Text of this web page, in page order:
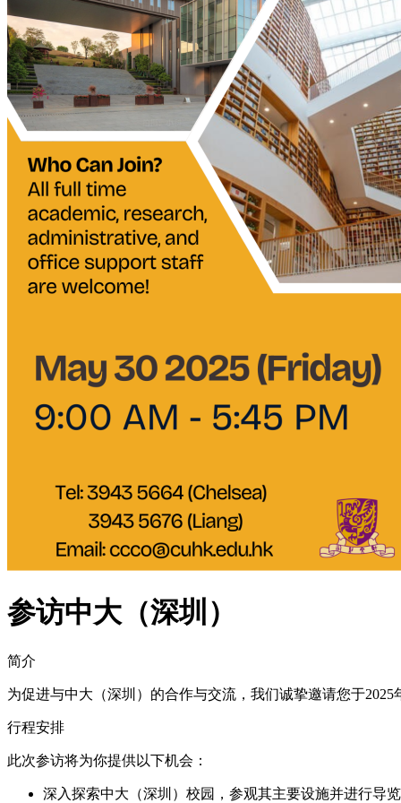
参访中⼤（深圳）
简介
为促进与中大（深圳）的合作与交流，我们诚挚邀请您于
行程安排
此次参访将为你提供以下机会：
深入探索中大（深圳）校园，参观其主要设施并进行导